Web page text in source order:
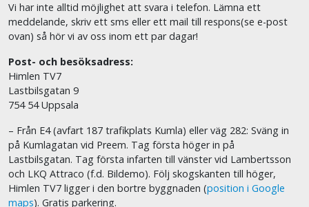
Vi har inte alltid möjlighet att svara i telefon. Lämna ett
meddelande, skriv ett sms eller ett mail till respons(se e-post
ovan) så hör vi av oss inom ett par dagar!
Post- och besöksadress:
Himlen TV7
Lastbilsgatan 9
754 54 Uppsala
– Från E4 (avfart 187 trafikplats Kumla) eller väg 282: Sväng in
på Kumlagatan vid Preem. Tag första höger in på
Lastbilsgatan. Tag första infarten till vänster vid Lambertsson
och LKQ Attraco (f.d. Bildemo). Följ skogskanten till höger,
Himlen TV7 ligger i den bortre byggnaden (position i Google
maps). Gratis parkering.